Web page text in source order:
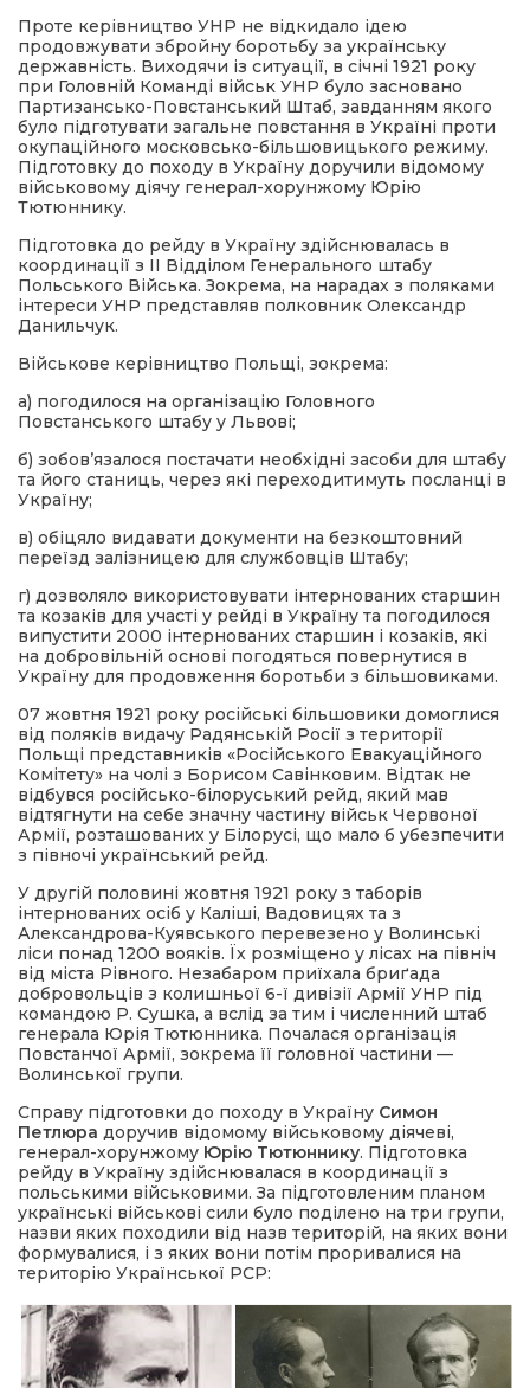
Проте керівництво УНР не відкидало ідею
продовжувати збройну боротьбу за українську
державність. Виходячи із ситуації, в січні 1921 року
при Головній Команді військ УНР було засновано
Партизансько-Повстанський Штаб, завданням якого
було підготувати загальне повстання в Україні проти
окупаційного московсько-більшовицького режиму.
Підготовку до походу в Україну доручили відомому
військовому діячу генерал-хорунжому Юрію
Тютюннику.
Підготовка до рейду в Україну здійснювалась в
координації з ІІ Відділом Генерального штабу
Польського Війська. Зокрема, на нарадах з поляками
інтереси УНР представляв полковник Олександр
Данильчук.
Військове керівництво Польщі, зокрема:
а) погодилося на організацію Головного
Повстанського штабу у Львові;
б) зобов’язалося постачати необхідні засоби для штабу
та його станиць, через які переходитимуть посланці в
Україну;
в) обіцяло видавати документи на безкоштовний
переїзд залізницею для службовців Штабу;
г) дозволяло використовувати інтернованих старшин
та козаків для участі у рейді в Україну та погодилося
випустити 2000 інтернованих старшин і козаків, які
на добровільній основі погодяться повернутися в
Україну для продовження боротьби з більшовиками.
07 жовтня 1921 року російські більшовики домоглися
від поляків видачу Радянській Росії з території
Польщі представників «Російського Евакуаційного
Комітету» на чолі з Борисом Савінковим. Відтак не
відбувся російсько-білоруський рейд, який мав
відтягнути на себе значну частину військ Червоної
Армії, розташованих у Білорусі, що мало б убезпечити
з півночі український рейд.
У другій половині жовтня 1921 року з таборів
інтернованих осіб у Каліші, Вадовицях та з
Александрова-Куявського перевезено у Волинські
ліси понад 1200 вояків. Їх розміщено у лісах на північ
від міста Рівного. Незабаром приїхала бриґада
добровольців з колишньої 6-ї дивізії Армії УНР під
командою Р. Сушка, а вслід за тим і численний штаб
генерала Юрія Тютюнника. Почалася організація
Повстанчої Армії, зокрема її головної частини —
Волинської групи.
Справу підготовки до походу в Україну Симон
Петлюра доручив відомому військовому діячеві,
генерал-хорунжому Юрію Тютюннику. Підготовка
рейду в Україну здійснювалася в координації з
польськими військовими. За підготовленим планом
українські військові сили було поділено на три групи,
назви яких походили від назв територій, на яких вони
формувалися, і з яких вони потім проривалися на
територію Української РСР: